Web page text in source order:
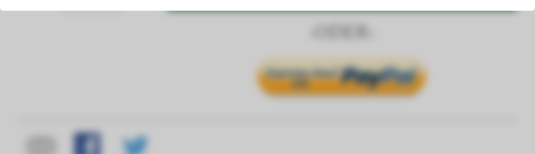
Telefonservice durch unser geschultes Fachpersonal
Großes Lager dadurch kurze Lieferzeiten